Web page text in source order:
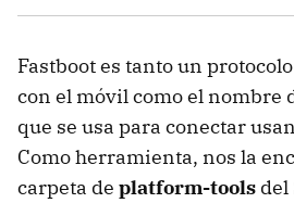
Fastboot es tanto un
con el móvil como el nombre
que se usa para conectar
Como herramienta, nos la
carpeta de platform-tools del